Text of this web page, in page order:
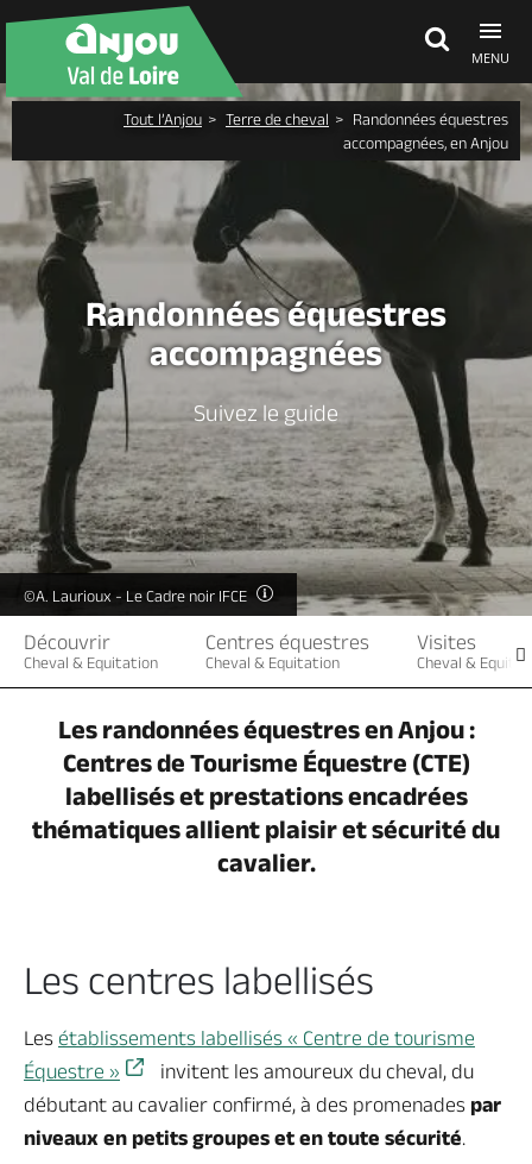
MENU
À voir, à faire
Agenda
Dormir, manger
Séjours, cadeaux
Billetterie en ligne
Tout l’Anjou Terre de cheval
Randonnées équestres
accompagnées, en Anjou
Randonnées équestres
accompagnées
Suivez le guide
©A. Laurioux - Le Cadre noir IFCE
Découvrir
Cheval & Equitation
Centres équestres
Cheval & Equitation
Visites
Cheval &
Les randonnées équestres en Anjou :
Centres de Tourisme Équestre (CTE)
labellisés et prestations encadrées
thématiques allient plaisir et sécurité du
cavalier.
Les centres labellisés
Les établissements labellisés « Centre de tourisme
Équestre »
invitent les amoureux du cheval, du
débutant au cavalier confirmé, à des promenades par
niveaux en petits groupes et en toute sécurité.